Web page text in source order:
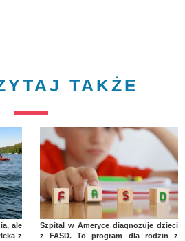
TAKŻE
ale
z
Szpital w Ameryce diagnozuje dzieci
z FASD. To program dla rodzin z